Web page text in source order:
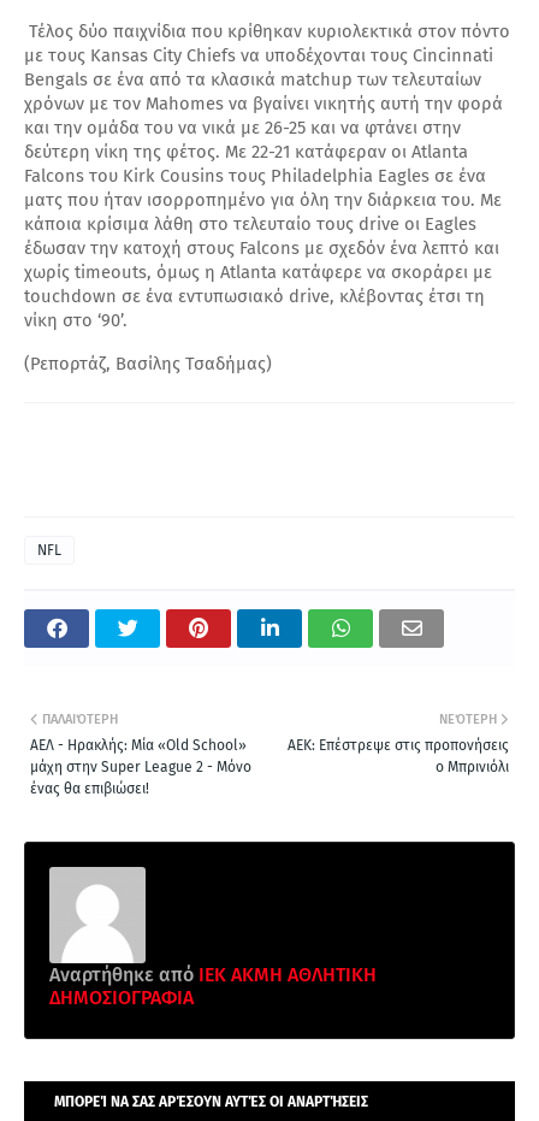
Τέλος δύο παιχνίδια που κρίθηκαν κυριολεκτικά στον πόντο
με τους Kansas City Chiefs να υποδέχονται τους Cincinnati
Bengals σε ένα από τα κλασικά matchup των τελευταίων
χρόνων με τον Mahomes να βγαίνει νικητής αυτή την φορά
και την ομάδα του να νικά με 26-25 και να φτάνει στην
δεύτερη νίκη της φέτος. Με 22-21 κατάφεραν οι Atlanta
Falcons του Kirk Cousins τους Philadelphia Eagles σε ένα
ματς που ήταν ισορροπημένο για όλη την διάρκεια του. Με
κάποια κρίσιμα λάθη στο τελευταίο τους drive οι Eagles
έδωσαν την κατοχή στους Falcons με σχεδόν ένα λεπτό και
χωρίς timeouts, όμως η Atlanta κατάφερε να σκοράρει με
touchdown σε ένα εντυπωσιακό drive, κλέβοντας έτσι τη
νίκη στο ‘90’.
(Ρεπορτάζ, Βασίλης Τσαδήμας)
NFL
ΝΕΌΤΕΡΗ
ΑΕΚ: Επέστρεψε στις προπονήσεις
ο Μπρινιόλι
ΠΑΛΑΙΌΤΕΡΗ
ΑΕΛ - Ηρακλής: Μία «Old School»
μάχη στην Super League 2 - Μόνο
ένας θα επιβιώσει!
Αναρτήθηκε από ΙΕΚ ΑΚΜΗ ΑΘΛΗΤΙΚΗ
ΔΗΜΟΣΙΟΓΡΑΦΙΑ
ΜΠΟΡΕΊ ΝΑ ΣΑΣ ΑΡΈΣΟΥΝ ΑΥΤΈΣ ΟΙ ΑΝΑΡΤΉΣΕΙΣ